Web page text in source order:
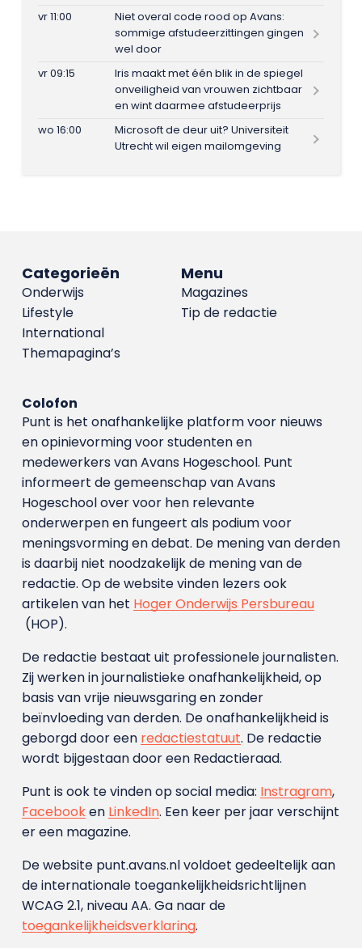
vr 11:00
Niet overal code rood op Avans:
sommige afstudeerzittingen gingen
wel door
vr 09:15
Iris maakt met één blik in de spiegel
onveiligheid van vrouwen zichtbaar
en wint daarmee afstudeerprijs
wo 16:00
Microsoft de deur uit? Universiteit
Utrecht wil eigen mailomgeving
Menu
Magazines
Tip de redactie
Categorieën
Onderwijs
Lifestyle
International
Themapagina’s
Colofon
Punt is het onafhankelijke platform voor nieuws
en opinievorming voor studenten en
medewerkers van Avans Hoge­school. Punt
informeert de gemeenschap van Avans
Hogeschool over voor hen relevante
onderwerpen en fungeert als podium voor
meningsvorming en debat. De mening van derden
is daarbij niet noodzakelijk de mening van de
redactie. Op de website vinden lezers ook
artikelen van het Hoger Onderwijs Persbureau
(HOP).
De redactie bestaat uit professionele journalisten.
Zij werken in journalistieke onafhankelijkheid, op
basis van vrije nieuwsgaring en zonder
beïnvloeding van derden. De onafhankelijkheid is
geborgd door een redactiestatuut. De redactie
wordt bijgestaan door een Redactieraad.
Punt is ook te vinden op social media: Instragram,
Facebooken LinkedIn. Een keer per jaar verschijnt
er een magazine.
De website punt.avans.nl voldoet gedeeltelijk aan
de internationale toegankelijkheidsrichtlijnen
WCAG 2.1, niveau AA. Ga naar de
toegankelijkheidsverklaring.